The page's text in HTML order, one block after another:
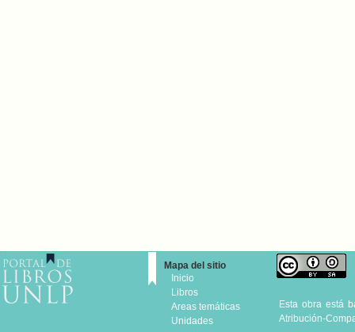
Mapa del sitio
Inicio
Libros
Areas temáticas
Unidades
Esta obra está
Atribución-